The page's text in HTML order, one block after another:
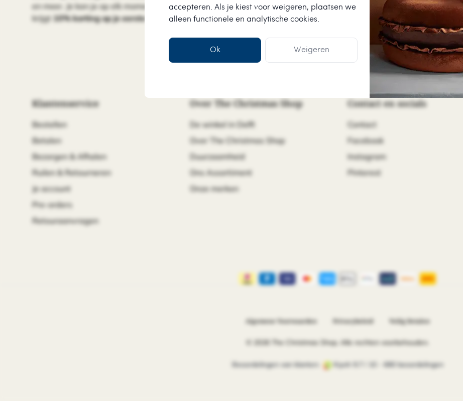
accepteren. Als je kiest voor weigeren, plaatsen we
alleen functionele en analytische cookies.
Ok Weigeren
en meer. Je kan je op elk moment kosteloos uitschrijven. Oh ja, je
krijgt 10% korting op je eerste bestelling.
Klantenservice
Bestellen
Betalen
Bezorgen & Afhalen
Ruilen & Retourneren
Je account
Pre-orders
Retouraanvragen
Over The Christmas Shop
De winkel in Delft
Over The Christmas Shop
Duurzaamheid
Ons Assortiment
Onze merken
Contact en socials
Contact
Facebook
Instagram
Pinterest
Algemene Voorwaarden Privacybeleid Veilig Betalen
© 2026 The Christmas Shop. Alle rechten voorbehouden.
Beoordelingen van klanten: Kiyoh 9.7 / 10 - 680 beoordelingen